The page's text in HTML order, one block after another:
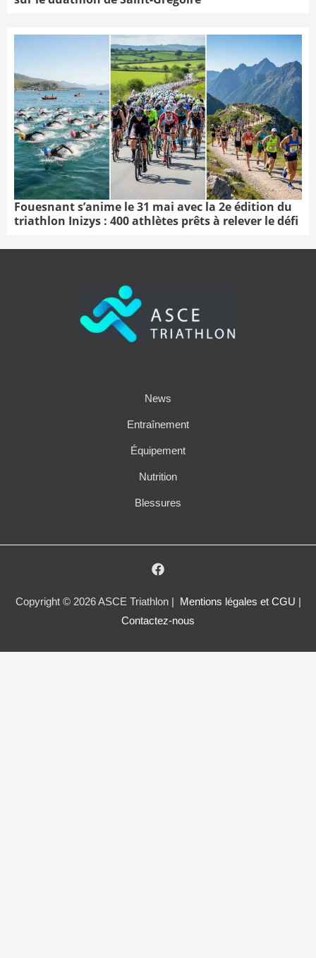
Fouesnant s’anime le 31 mai avec la 2e édition du
triathlon Inizys : 400 athlètes prêts à relever le défi
News
Entraînement
Équipement
Nutrition
Blessures
Copyright © 2026 ASCE Triathlon | Mentions légales et CGU
Contactez-nous